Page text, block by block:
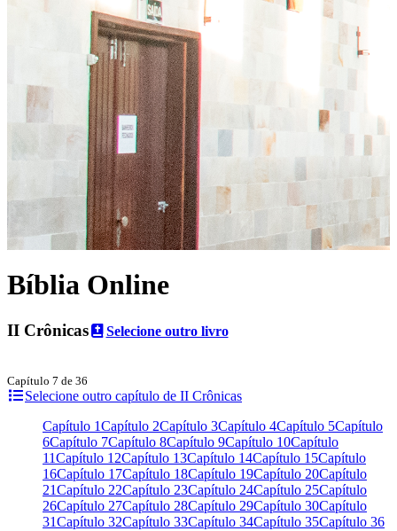
Bíblia Online
II Crônicas Selecione outro livro
Capítulo 7 de 36
Selecione outro capítulo de II Crônicas
Capítulo 1Capítulo 2Capítulo 3Capítulo 4Capítulo 5Capítulo
6Capítulo 7Capítulo 8Capítulo 9Capítulo 10Capítulo
11Capítulo 12Capítulo 13Capítulo 14Capítulo 15Capítulo
16Capítulo 17Capítulo 18Capítulo 19Capítulo 20Capítulo
21Capítulo 22Capítulo 23Capítulo 24Capítulo 25Capítulo
26Capítulo 27Capítulo 28Capítulo 29Capítulo 30Capítulo
31Capítulo 32Capítulo 33Capítulo 34Capítulo 35Capítulo 36